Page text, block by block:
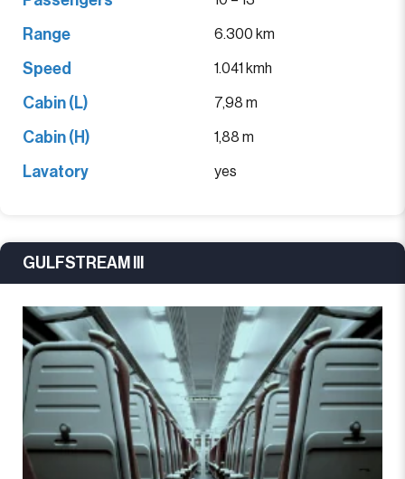
Range 6.300 km
Speed 1.041 kmh
Cabin (L) 7,98 m
Cabin (H) 1,88 m
Lavatory yes
GULFSTREAM III